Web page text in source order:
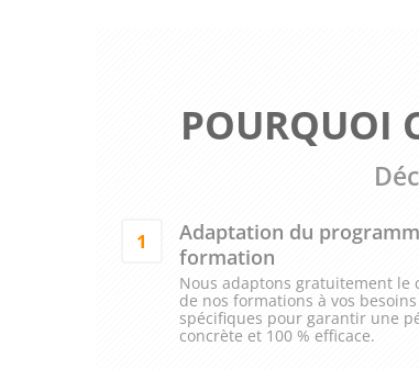
POURQUOI
1
Adaptation du
formation
Nous adaptons gratuitement le
de nos formations à vos besoins
spécifiques pour garantir une
concrète et 100 % efficace.